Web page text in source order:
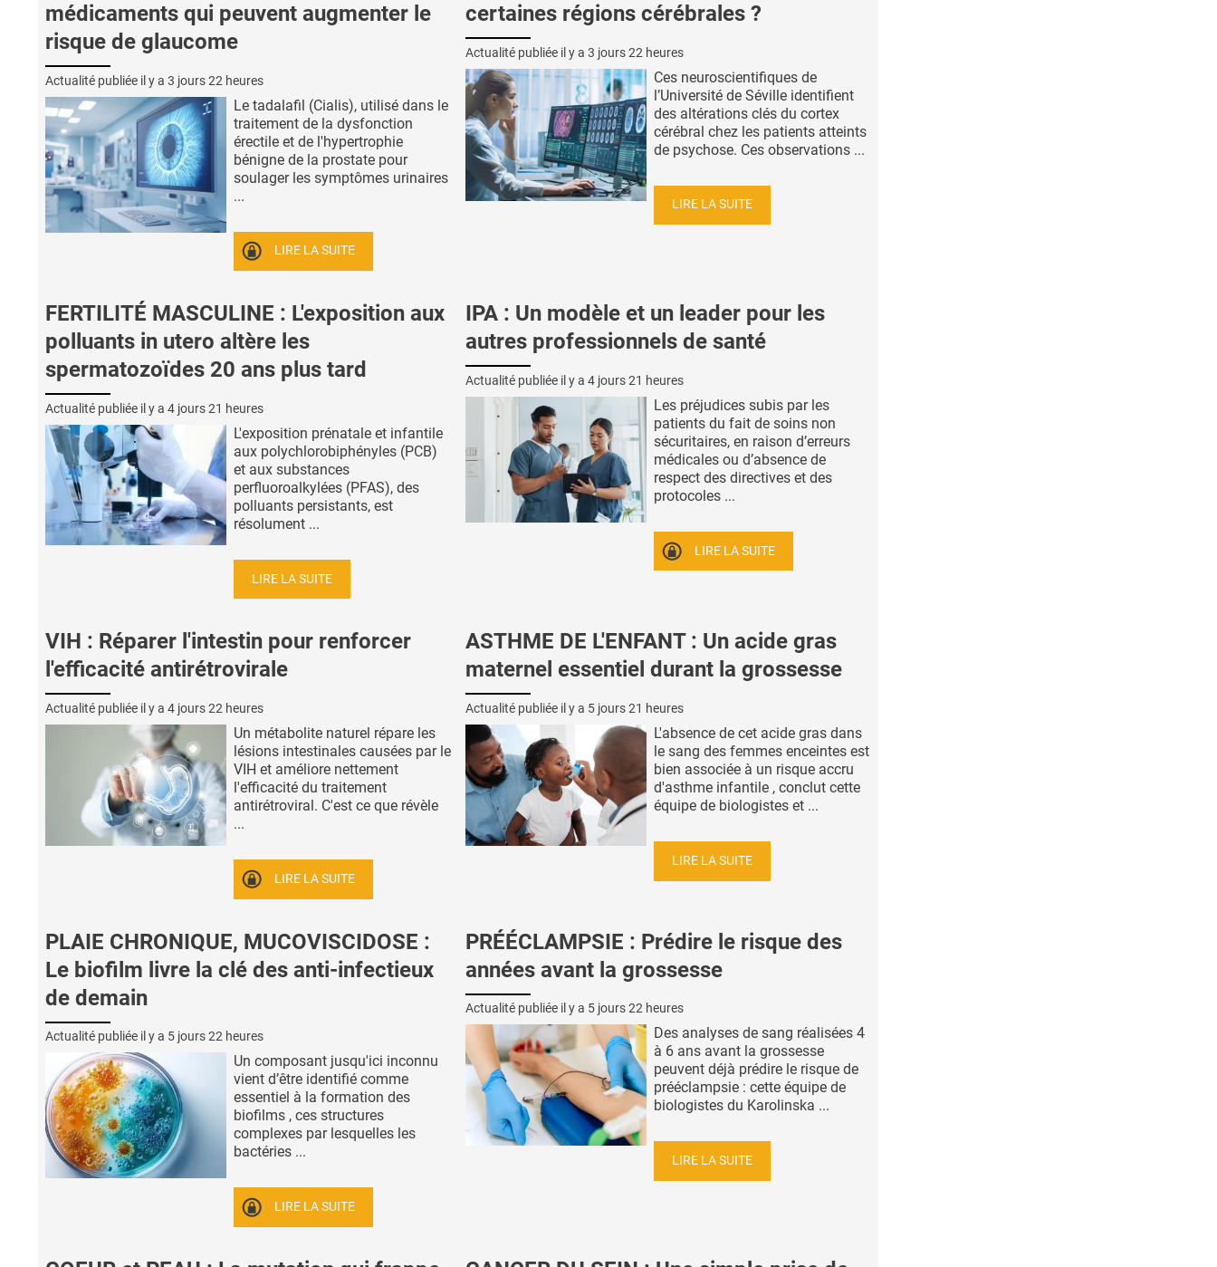
médicaments qui peuvent augmenter le
risque de glaucome
Actualité publiée il y a 3 jours 22 heures
Le tadalafil (Cialis), utilisé dans le
traitement de la dysfonction
érectile et de l'hypertrophie
bénigne de la prostate pour
soulager les symptômes urinaires
...
LIRE LA SUITE
certaines régions cérébrales ?
Actualité publiée il y a 3 jours 22 heures
Ces neuroscientifiques de
l’Université de Séville identifient
des altérations clés du cortex
cérébral chez les patients atteints
de psychose. Ces observations ...
LIRE LA SUITE
FERTILITÉ MASCULINE : L'exposition aux
polluants in utero altère les
spermatozoïdes 20 ans plus tard
Actualité publiée il y a 4 jours 21 heures
L'exposition prénatale et infantile
aux polychlorobiphényles (PCB)
et aux substances
perfluoroalkylées (PFAS), des
polluants persistants, est
résolument ...
LIRE LA SUITE
IPA : Un modèle et un leader pour les
autres professionnels de santé
Actualité publiée il y a 4 jours 21 heures
Les préjudices subis par les
patients du fait de soins non
sécuritaires, en raison d’erreurs
médicales ou d’absence de
respect des directives et des
protocoles ...
LIRE LA SUITE
VIH : Réparer l'intestin pour renforcer
l'efficacité antirétrovirale
Actualité publiée il y a 4 jours 22 heures
Un métabolite naturel répare les
lésions intestinales causées par le
VIH et améliore nettement
l'efficacité du traitement
antirétroviral. C'est ce que révèle
...
LIRE LA SUITE
ASTHME DE L'ENFANT : Un acide gras
maternel essentiel durant la grossesse
Actualité publiée il y a 5 jours 21 heures
L'absence de cet acide gras dans
le sang des femmes enceintes est
bien associée à un risque accru
d'asthme infantile , conclut cette
équipe de biologistes et ...
LIRE LA SUITE
PLAIE CHRONIQUE, MUCOVISCIDOSE :
Le biofilm livre la clé des anti-infectieux
de demain
Actualité publiée il y a 5 jours 22 heures
Un composant jusqu'ici inconnu
vient d’être identifié comme
essentiel à la formation des
biofilms , ces structures
complexes par lesquelles les
bactéries ...
LIRE LA SUITE
PRÉÉCLAMPSIE : Prédire le risque des
années avant la grossesse
Actualité publiée il y a 5 jours 22 heures
Des analyses de sang réalisées 4
à 6 ans avant la grossesse
peuvent déjà prédire le risque de
prééclampsie : cette équipe de
biologistes du Karolinska ...
LIRE LA SUITE